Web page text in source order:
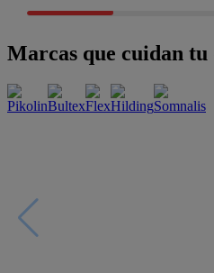
Marcas que cuidan tu
Esenciales con estilo